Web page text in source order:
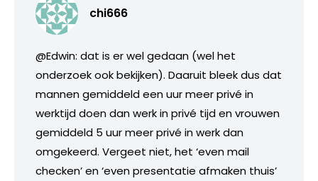
chi666
@Edwin: dat is er wel gedaan (wel het
onderzoek ook bekijken). Daaruit bleek dus dat
mannen gemiddeld een uur meer privé in
werktijd doen dan werk in privé tijd en vrouwen
gemiddeld 5 uur meer privé in werk dan
omgekeerd. Vergeet niet, het ‘even mail
checken’ en ‘even presentatie afmaken thuis’